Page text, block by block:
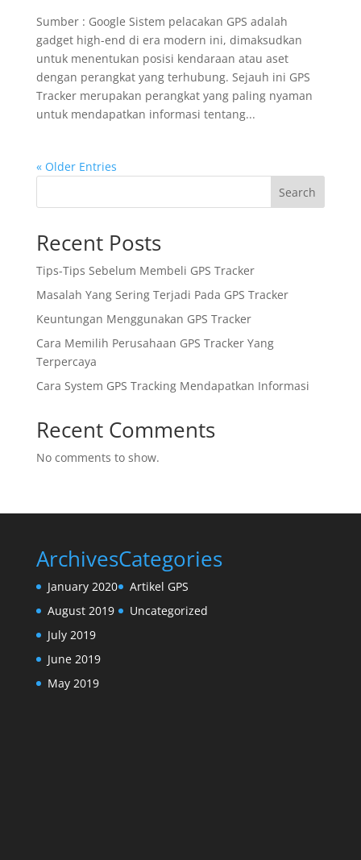
Sumber : Google Sistem pelacakan GPS adalah
gadget high-end di era modern ini, dimaksudkan
untuk menentukan posisi kendaraan atau aset
dengan perangkat yang terhubung. Sejauh ini GPS
Tracker merupakan perangkat yang paling nyaman
untuk mendapatkan informasi tentang...
« Older Entries
Search
Recent Posts
Tips-Tips Sebelum Membeli GPS Tracker
Masalah Yang Sering Terjadi Pada GPS Tracker
Keuntungan Menggunakan GPS Tracker
Cara Memilih Perusahaan GPS Tracker Yang
Terpercaya
Cara System GPS Tracking Mendapatkan Informasi
Recent Comments
No comments to show.
Archives
January 2020
August 2019
July 2019
June 2019
May 2019
Categories
Artikel GPS
Uncategorized